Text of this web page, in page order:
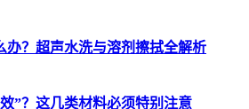
办？超声水洗与溶剂擦拭全解析
”？这几类材料必须特别注意